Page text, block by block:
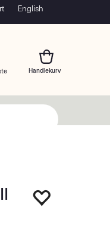
English